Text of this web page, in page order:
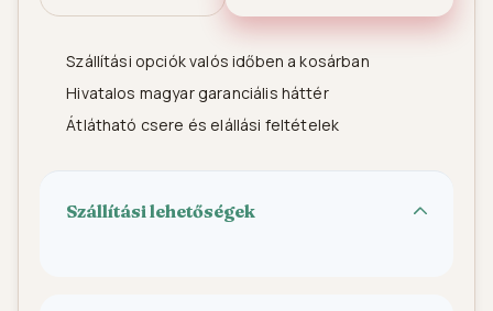
Szállítási opciók valós időben a kosárban
Hivatalos magyar garanciális háttér
Átlátható csere és elállási feltételek
Szállítási lehetőségek